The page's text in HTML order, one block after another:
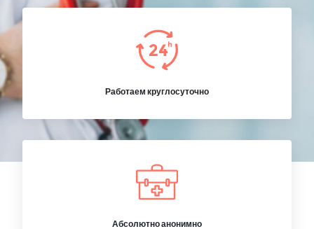
Работаем круглосуточно
Абсолютно анонимно